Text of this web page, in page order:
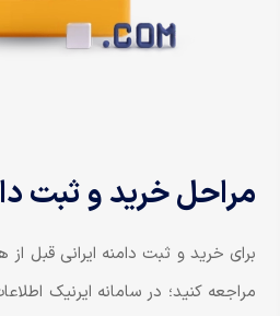
مراحل خرید و ثبت
برای خرید و ثبت دامنه ایرانی قبل از
مراجعه کنید؛ در سامانه ایرنیک